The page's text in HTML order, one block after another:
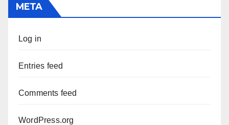
META
Log in
Entries feed
Comments feed
WordPress.org